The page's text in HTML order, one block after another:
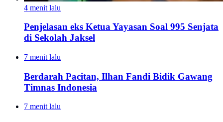
4 menit lalu
Penjelasan eks Ketua Yayasan Soal 995 Senjata
di Sekolah Jaksel
7 menit lalu
Berdarah Pacitan, Ilhan Fandi Bidik Gawang
Timnas Indonesia
7 menit lalu